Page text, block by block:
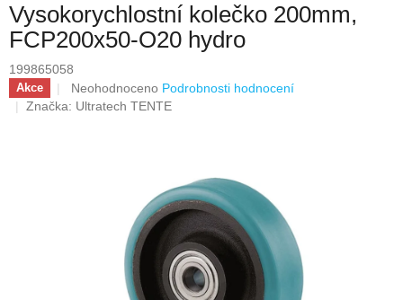
Vysokorychlostní kolečko 200mm,
FCP200x50-O20 hydro
199865058
Akce
Průměrné
hodnocení
Neohodnoceno Podrobnosti hodnocení
Značka: Ultratech TENTE